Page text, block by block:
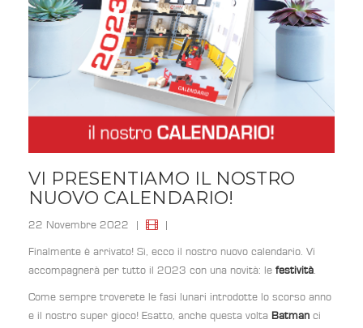
VI PRESENTIAMO IL NOSTRO
NUOVO CALENDARIO!
22 Novembre 2022
Finalmente è arrivato! Sì, ecco il nostro nuovo calendario. Vi
accompagnerà per tutto il 2023 con una novità: le festività.
Come sempre troverete le fasi lunari introdotte lo scorso anno
e il nostro super gioco! Esatto, anche questa volta Batman ci